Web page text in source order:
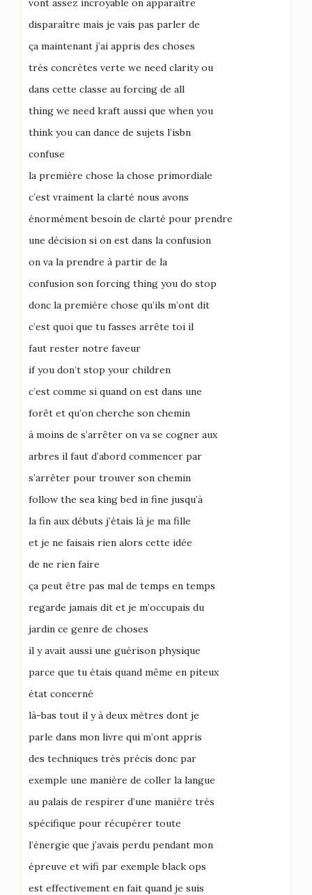
vont assez incroyable on apparaître
disparaître mais je vais pas parler de
ça maintenant j’ai appris des choses
très concrètes verte we need clarity ou
dans cette classe au forcing de all
thing we need kraft aussi que when you
think you can dance de sujets l’isbn
confuse
la première chose la chose primordiale
c’est vraiment la clarté nous avons
énormément besoin de clarté pour prendre
une décision si on est dans la confusion
on va la prendre à partir de la
confusion son forcing thing you do stop
donc la première chose qu’ils m’ont dit
c’est quoi que tu fasses arrête toi il
faut rester notre faveur
if you don’t stop your children
c’est comme si quand on est dans une
forêt et qu’on cherche son chemin
à moins de s’arrêter on va se cogner aux
arbres il faut d’abord commencer par
s’arrêter pour trouver son chemin
follow the sea king bed in fine jusqu’à
la fin aux débuts j’étais là je ma fille
et je ne faisais rien alors cette idée
de ne rien faire
ça peut être pas mal de temps en temps
regarde jamais dit et je m’occupais du
jardin ce genre de choses
il y avait aussi une guérison physique
parce que tu étais quand même en piteux
état concerné
là-bas tout il y à deux mètres dont je
parle dans mon livre qui m’ont appris
des techniques très précis donc par
exemple une manière de coller la langue
au palais de respirer d’une manière très
spécifique pour récupérer toute
l’énergie que j’avais perdu pendant mon
épreuve et wifi par exemple black ops
est effectivement en fait quand je suis